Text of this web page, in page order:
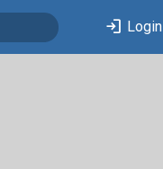
login Login